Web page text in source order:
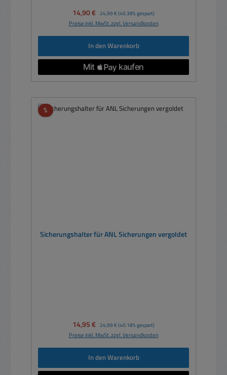
Verkaufspreis:
14,90 € Regulärer Preis:
24,99 € (40.38% gespart)
Preise inkl. MwSt. zzgl. Versandkosten
In den Warenkorb
%Rabatt
Sicherungshalter für ANL Sicherungen vergoldet
Verkaufspreis:
14,95 € Regulärer Preis:
24,99 € (40.18% gespart)
Preise inkl. MwSt. zzgl. Versandkosten
In den Warenkorb